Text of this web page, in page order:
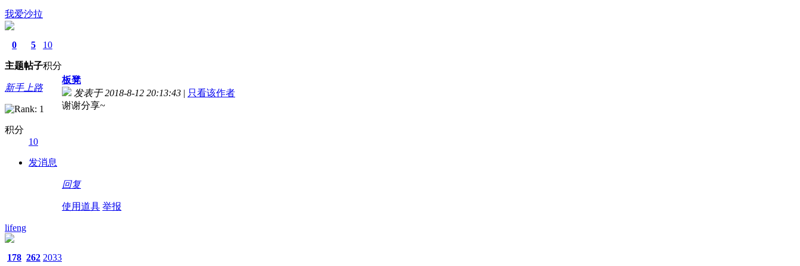
我爱沙拉
0
主题
5
帖子
10
积分
新手上路
积分
10
发消息
板凳
发表于 2018-8-12 20:13:43 | 只看该作者
谢谢分享~
回复
使用道具 举报
lifeng
178 262 2033